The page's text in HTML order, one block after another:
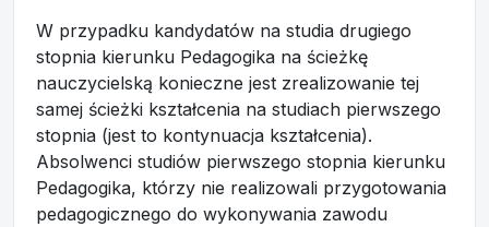
W przypadku kandydatów na studia drugiego
stopnia kierunku Pedagogika na ścieżkę
nauczycielską konieczne jest zrealizowanie tej
samej ścieżki kształcenia na studiach pierwszego
stopnia (jest to kontynuacja kształcenia).
Absolwenci studiów pierwszego stopnia kierunku
Pedagogika, którzy nie realizowali przygotowania
pedagogicznego do wykonywania zawodu